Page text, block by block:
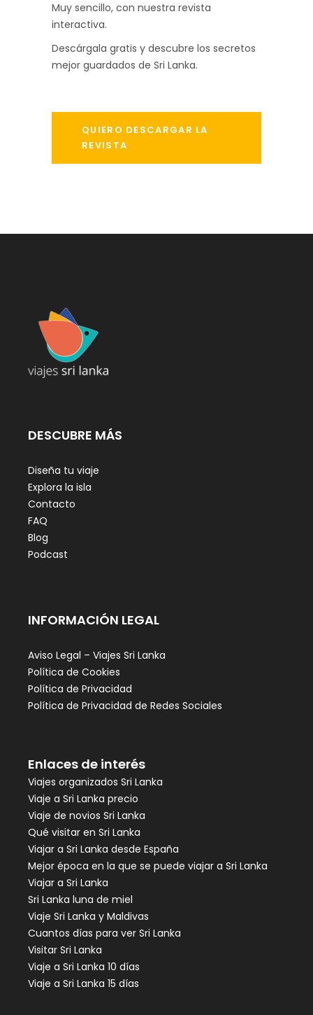
Muy sencillo, con nuestra revista
interactiva.
Descárgala gratis y descubre los secretos
mejor guardados de Sri Lanka.
QUIERO DESCARGAR LA
REVISTA
DESCUBRE MÁS
Diseña tu viaje
Explora la isla
Contacto
FAQ
Blog
Podcast
INFORMACIÓN LEGAL
Aviso Legal – Viajes Sri Lanka
Política de Cookies
Política de Privacidad
Política de Privacidad de Redes Sociales
Enlaces de interés
Viajes organizados Sri Lanka
Viaje a Sri Lanka precio
Viaje de novios Sri Lanka
Qué visitar en Sri Lanka
Viajar a Sri Lanka desde España
Mejor época en la que se puede viajar a Sri Lanka
Viajar a Sri Lanka
Sri Lanka luna de miel
Viaje Sri Lanka y Maldivas
Cuantos días para ver Sri Lanka
Visitar Sri Lanka
Viaje a Sri Lanka 10 días
Viaje a Sri Lanka 15 días